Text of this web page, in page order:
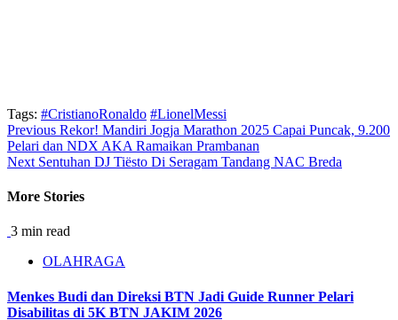
Tags: #CristianoRonaldo #LionelMessi
Continue
Reading
Previous Rekor! Mandiri Jogja Marathon 2025 Capai Puncak, 9.200
Pelari dan NDX AKA Ramaikan Prambanan
Next Sentuhan DJ Tiësto Di Seragam Tandang NAC Breda
More Stories
3 min read
OLAHRAGA
Menkes Budi dan Direksi BTN Jadi Guide Runner Pelari
Disabilitas di 5K BTN JAKIM 2026